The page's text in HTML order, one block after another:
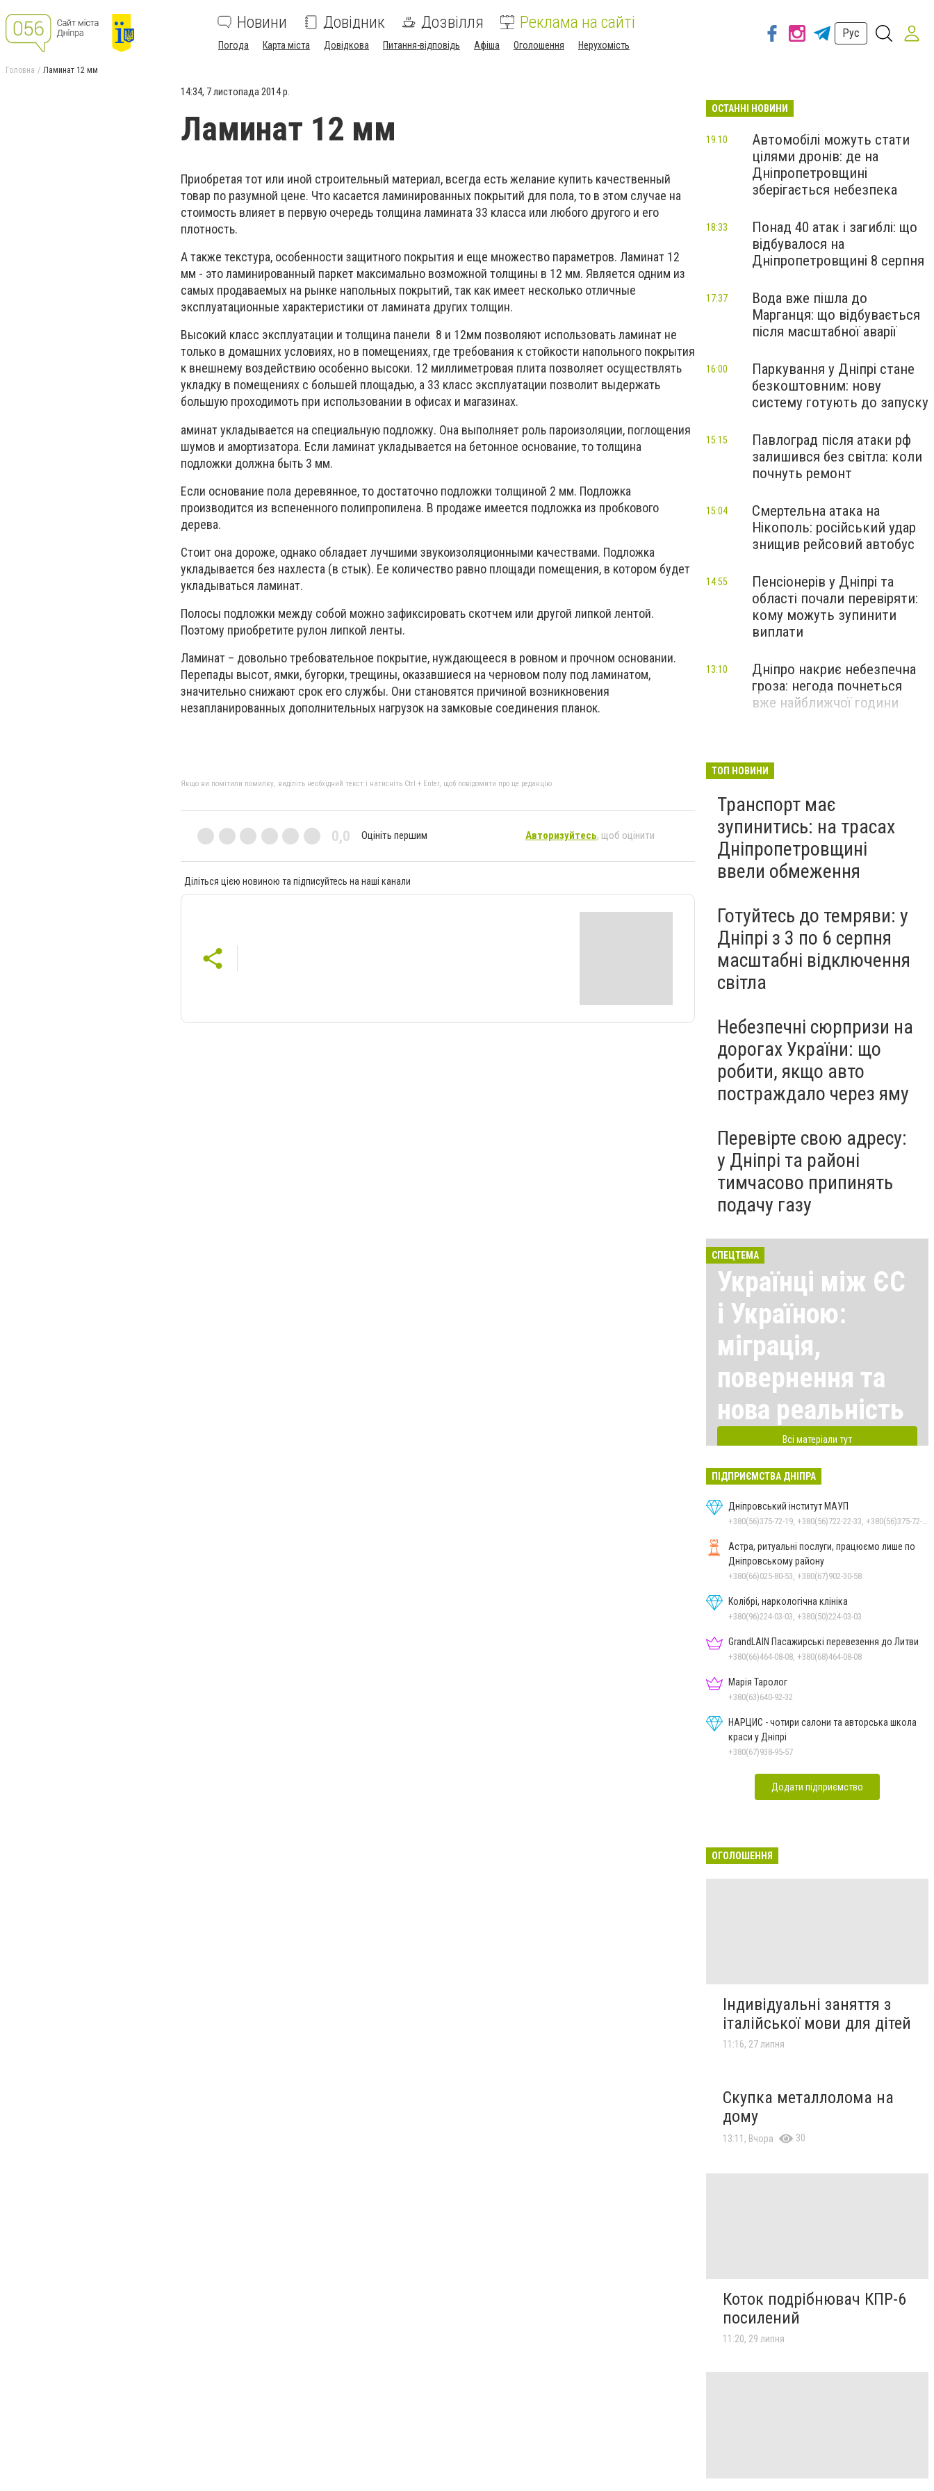
Новини Довідник Дозвілля Реклама на сайті
Погода Карта міста Довідкова Питання-відповідь Афіша Оголошення Нерухомість
Рус
Головна Ламинат 12 мм
14:34, 7 листопада 2014 р.
Ламинат 12 мм
Приобретая тот или иной строительный материал, всегда есть желание купить качественный
товар по разумной цене. Что касается ламинированных покрытий для пола, то в этом случае на
стоимость влияет в первую очередь толщина ламината 33 класса или любого другого и его
плотность.
А также текстура, особенности защитного покрытия и еще множество параметров. Ламинат 12
мм - это ламинированный паркет максимально возможной толщины в 12 мм. Является одним из
самых продаваемых на рынке напольных покрытий, так как имеет несколько отличные
эксплуатационные характеристики от ламината других толщин.
Высокий класс эксплуатации и толщина панели 8 и 12мм позволяют использовать ламинат не
только в домашних условиях, но в помещениях, где требования к стойкости напольного покрытия
к внешнему воздействию особенно высоки. 12 миллиметровая плита позволяет осуществлять
укладку в помещениях с большей площадью, а 33 класс эксплуатации позволит выдержать
большую проходимоть при использовании в офисах и магазинах.
аминат укладывается на специальную подложку. Она выполняет роль пароизоляции, поглощения
шумов и амортизатора. Если ламинат укладывается на бетонное основание, то толщина
подложки должна быть 3 мм.
Если основание пола деревянное, то достаточно подложки толщиной 2 мм. Подложка
производится из вспененного полипропилена. В продаже имеется подложка из пробкового
дерева.
Стоит она дороже, однако обладает лучшими звукоизоляционными качествами. Подложка
укладывается без нахлеста (в стык). Ее количество равно площади помещения, в котором будет
укладываться ламинат.
Полосы подложки между собой можно зафиксировать скотчем или другой липкой лентой.
Поэтому приобретите рулон липкой ленты.
Ламинат – довольно требовательное покрытие, нуждающееся в ровном и прочном основании.
Перепады высот, ямки, бугорки, трещины, оказавшиеся на черновом полу под ламинатом,
значительно снижают срок его службы. Они становятся причиной возникновения
незапланированных дополнительных нагрузок на замковые соединения планок.
Якщо ви помітили помилку, виділіть необхідний текст і натисніть Ctrl + Enter, щоб повідомити про це редакцію
0,0 Оцініть першим Авторизуйтесь, щоб оцінити
Діліться цією новиною та підписуйтесь на наші канали
ОСТАННІ НОВИНИ
Автомобілі можуть стати
цілями дронів: де на
Дніпропетровщині
зберігається небезпека
19:10
Понад 40 атак і загиблі: що
відбувалося на
Дніпропетровщині 8 серпня
18:33
Вода вже пішла до
Марганця: що відбувається
після масштабної аварії
17:37
Паркування у Дніпрі стане
безкоштовним: нову
систему готують до запуску
16:00
Павлоград після атаки рф
залишився без світла: коли
почнуть ремонт
15:15
Смертельна атака на
Нікополь: російський удар
знищив рейсовий автобус
15:04
Пенсіонерів у Дніпрі та
області почали перевіряти:
кому можуть зупинити
виплати
14:55
Дніпро накриє небезпечна
гроза: негода почнеться
вже найближчої години
13:10
ТОП НОВИНИ
Транспорт має
зупинитись: на трасах
Дніпропетровщині
ввели обмеження
Готуйтесь до темряви: у
Дніпрі з 3 по 6 серпня
масштабні відключення
світла
Небезпечні сюрпризи на
дорогах України: що
робити, якщо авто
постраждало через яму
Перевірте свою адресу:
у Дніпрі та районі
тимчасово припинять
подачу газу
СПЕЦТЕМА
Українці між ЄС
і Україною:
міграція,
повернення та
нова реальність
Всі матеріали тут
ПІДПРИЄМСТВА ДНІПРА
Дніпровський інститут МАУП
Астра, ритуальні послуги, працюємо лише по
Дніпровському району
+380(66)025-80-53, +380(67)902-30-58
Колібрі, наркологічна клініка
+380(96)224-03-03, +380(50)224-03-03
GrandLAIN Пасажирські перевезення до Литви
+380(66)464-08-08, +380(68)464-08-08
Марія Таролог
+380(63)640-92-32
НАРЦИС - чотири салони та авторська школа
краси у Дніпрі
+380(67)938-95-57
Додати підприємство
ОГОЛОШЕННЯ
Індивідуальні заняття з
італійської мови для дітей
11:16, 27 липня
Скупка металлолома на
дому
13:11, Вчора 30
Коток подрібнювач КПР-6
посилений
11:20, 29 липня